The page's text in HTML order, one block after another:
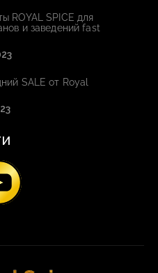
ROYAL SPICE для
и заведений fast
SALE от Royal